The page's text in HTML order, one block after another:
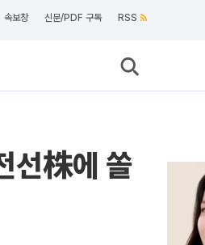
속보창 신문/PDF 구독 RSS
선株에 쏠